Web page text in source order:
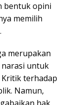
bentuk opini
memilih
merupakan
untuk
terhadap
Namun,